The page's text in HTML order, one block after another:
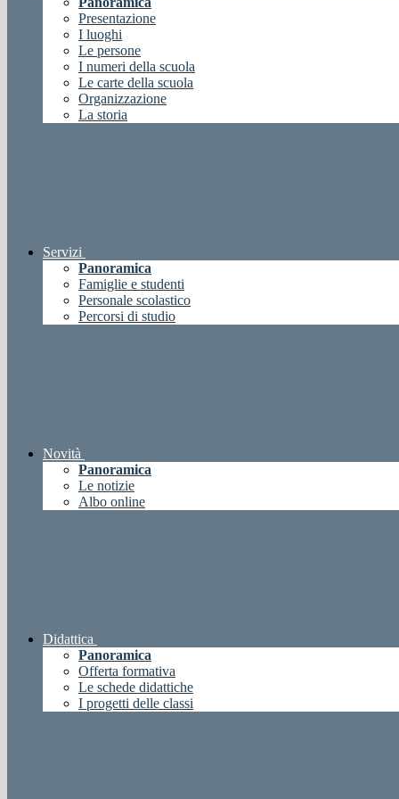
Presentazione
I luoghi
Le persone
I numeri della scuola
Le carte della scuola
Organizzazione
La storia
Servizi
Panoramica
Famiglie e studenti
Personale scolastico
Percorsi di studio
Novità
Panoramica
Le notizie
Albo online
Didattica
Panoramica
Offerta formativa
Le schede didattiche
I progetti delle classi